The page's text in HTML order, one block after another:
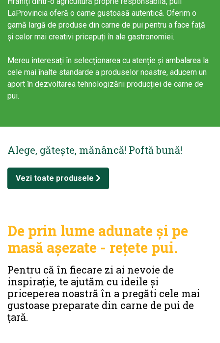
LaProvincia oferă o carne gustoasă autentică. Oferim o
gamă largă de produse din carne de pui pentru a face față
și celor mai creativi pricepuți în ale gastronomiei.
Mereu interesați în selecționarea cu atenție și ambalarea la
cele mai înalte standarde a produselor noastre, aducem un
aport în dezvoltarea tehnologizării producției de carne de
pui.
Alege, gătește, mănâncă! Poftă bună!
Vezi toate produsele
De prin lume adunate și pe
masă așezate - rețete pui.
Pentru că în fiecare zi ai nevoie de
inspirație, te ajutăm cu ideile și
priceperea noastră în a pregăti cele mai
gustoase preparate din carne de pui de
țară.